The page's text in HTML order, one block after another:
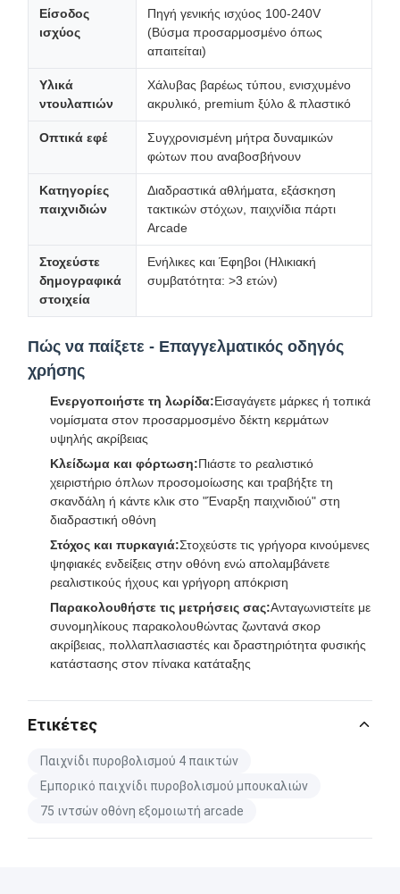
Είσοδος
ισχύος
Πηγή γενικής ισχύος 100-240V
(Βύσμα προσαρμοσμένο όπως
απαιτείται)
Υλικά
ντουλαπιών
Χάλυβας βαρέως τύπου, ενισχυμένο
ακρυλικό, premium ξύλο & πλαστικό
Οπτικά εφέ
Συγχρονισμένη μήτρα δυναμικών
φώτων που αναβοσβήνουν
Κατηγορίες
παιχνιδιών
Διαδραστικά αθλήματα, εξάσκηση
τακτικών στόχων, παιχνίδια πάρτι
Arcade
Στοχεύστε
δημογραφικά
στοιχεία
Ενήλικες και Έφηβοι (Ηλικιακή
συμβατότητα: >3 ετών)
Πώς να παίξετε - Επαγγελματικός οδηγός
χρήσης
Ενεργοποιήστε τη λωρίδα:Εισαγάγετε μάρκες ή τοπικά
νομίσματα στον προσαρμοσμένο δέκτη κερμάτων
υψηλής ακρίβειας
Κλείδωμα και φόρτωση:Πιάστε το ρεαλιστικό
χειριστήριο όπλων προσομοίωσης και τραβήξτε τη
σκανδάλη ή κάντε κλικ στο "Έναρξη παιχνιδιού" στη
διαδραστική οθόνη
Στόχος και πυρκαγιά:Στοχεύστε τις γρήγορα κινούμενες
ψηφιακές ενδείξεις στην οθόνη ενώ απολαμβάνετε
ρεαλιστικούς ήχους και γρήγορη απόκριση
Παρακολουθήστε τις μετρήσεις σας:Ανταγωνιστείτε με
συνομηλίκους παρακολουθώντας ζωντανά σκορ
ακρίβειας, πολλαπλασιαστές και δραστηριότητα φυσικής
κατάστασης στον πίνακα κατάταξης
Ετικέτες
Παιχνίδι πυροβολισμού 4 παικτών
Εμπορικό παιχνίδι πυροβολισμού μπουκαλιών
75 ιντσών οθόνη εξομοιωτή arcade